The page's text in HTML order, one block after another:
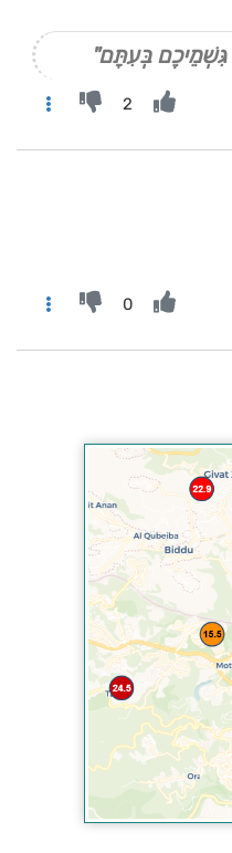
גִּשְׁמֵיכֶם בְּעִתָּם"
2
0